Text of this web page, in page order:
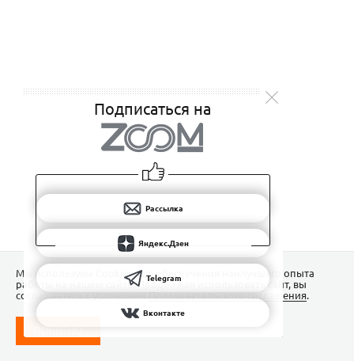
Подписаться на
Рассылка
Яндекс.Дзен
Telegram
Вконтакте
Мы используем Сookies для обеспечения наилучшего опыта
работы на нашем сайте. Продолжая использовать сайт, вы
соглашаетесь с условиямиПользовательского соглашения.
ПОНЯТНО